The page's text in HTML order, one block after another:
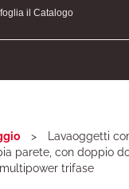
il Catalogo
>
Lavaoggetti
parete, con doppio
trifase